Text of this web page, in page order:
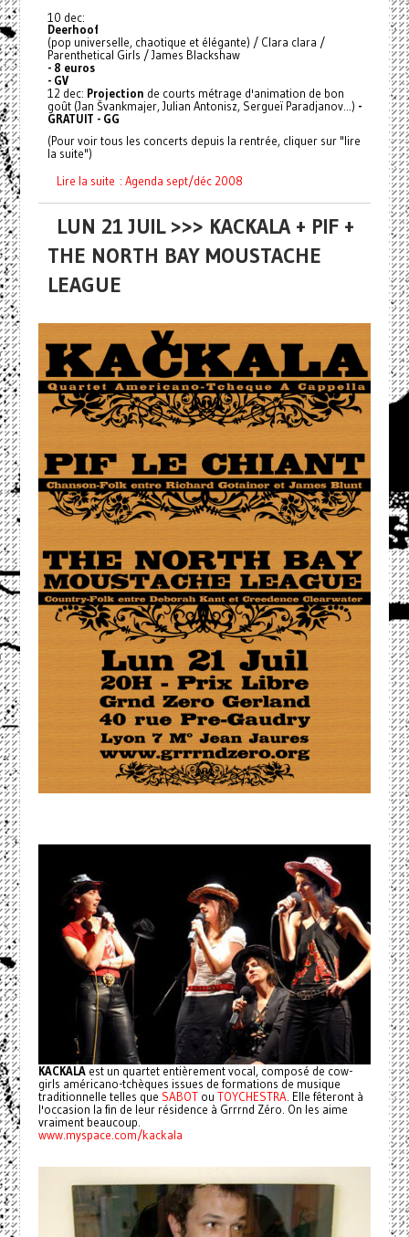
10 dec:
Deerhoof
(pop universelle, chaotique et élégante) / Clara clara /
Parenthetical Girls / James Blackshaw
- 8 euros
- GV
12 dec: Projection de courts métrage d'animation de bon
goût (Jan Švankmajer, Julian Antonisz, Sergueï Paradjanov...) -
GRATUIT - GG
(Pour voir tous les concerts depuis la rentrée, cliquer sur "lire
la suite")
Lire la suite : Agenda sept/déc 2008
LUN 21 JUIL >>> KACKALA + PIF +
THE NORTH BAY MOUSTACHE
LEAGUE
KACKALAest un quartet entièrement vocal, composé de cow-
girls américano-tchèques issues de formations de musique
traditionnelle telles que SABOTou TOYCHESTRA . Elle fêteront à
l'occasion la fin de leur résidence à Grrrnd Zéro. On les aime
vraiment beaucoup.
www.myspace.com/kackala